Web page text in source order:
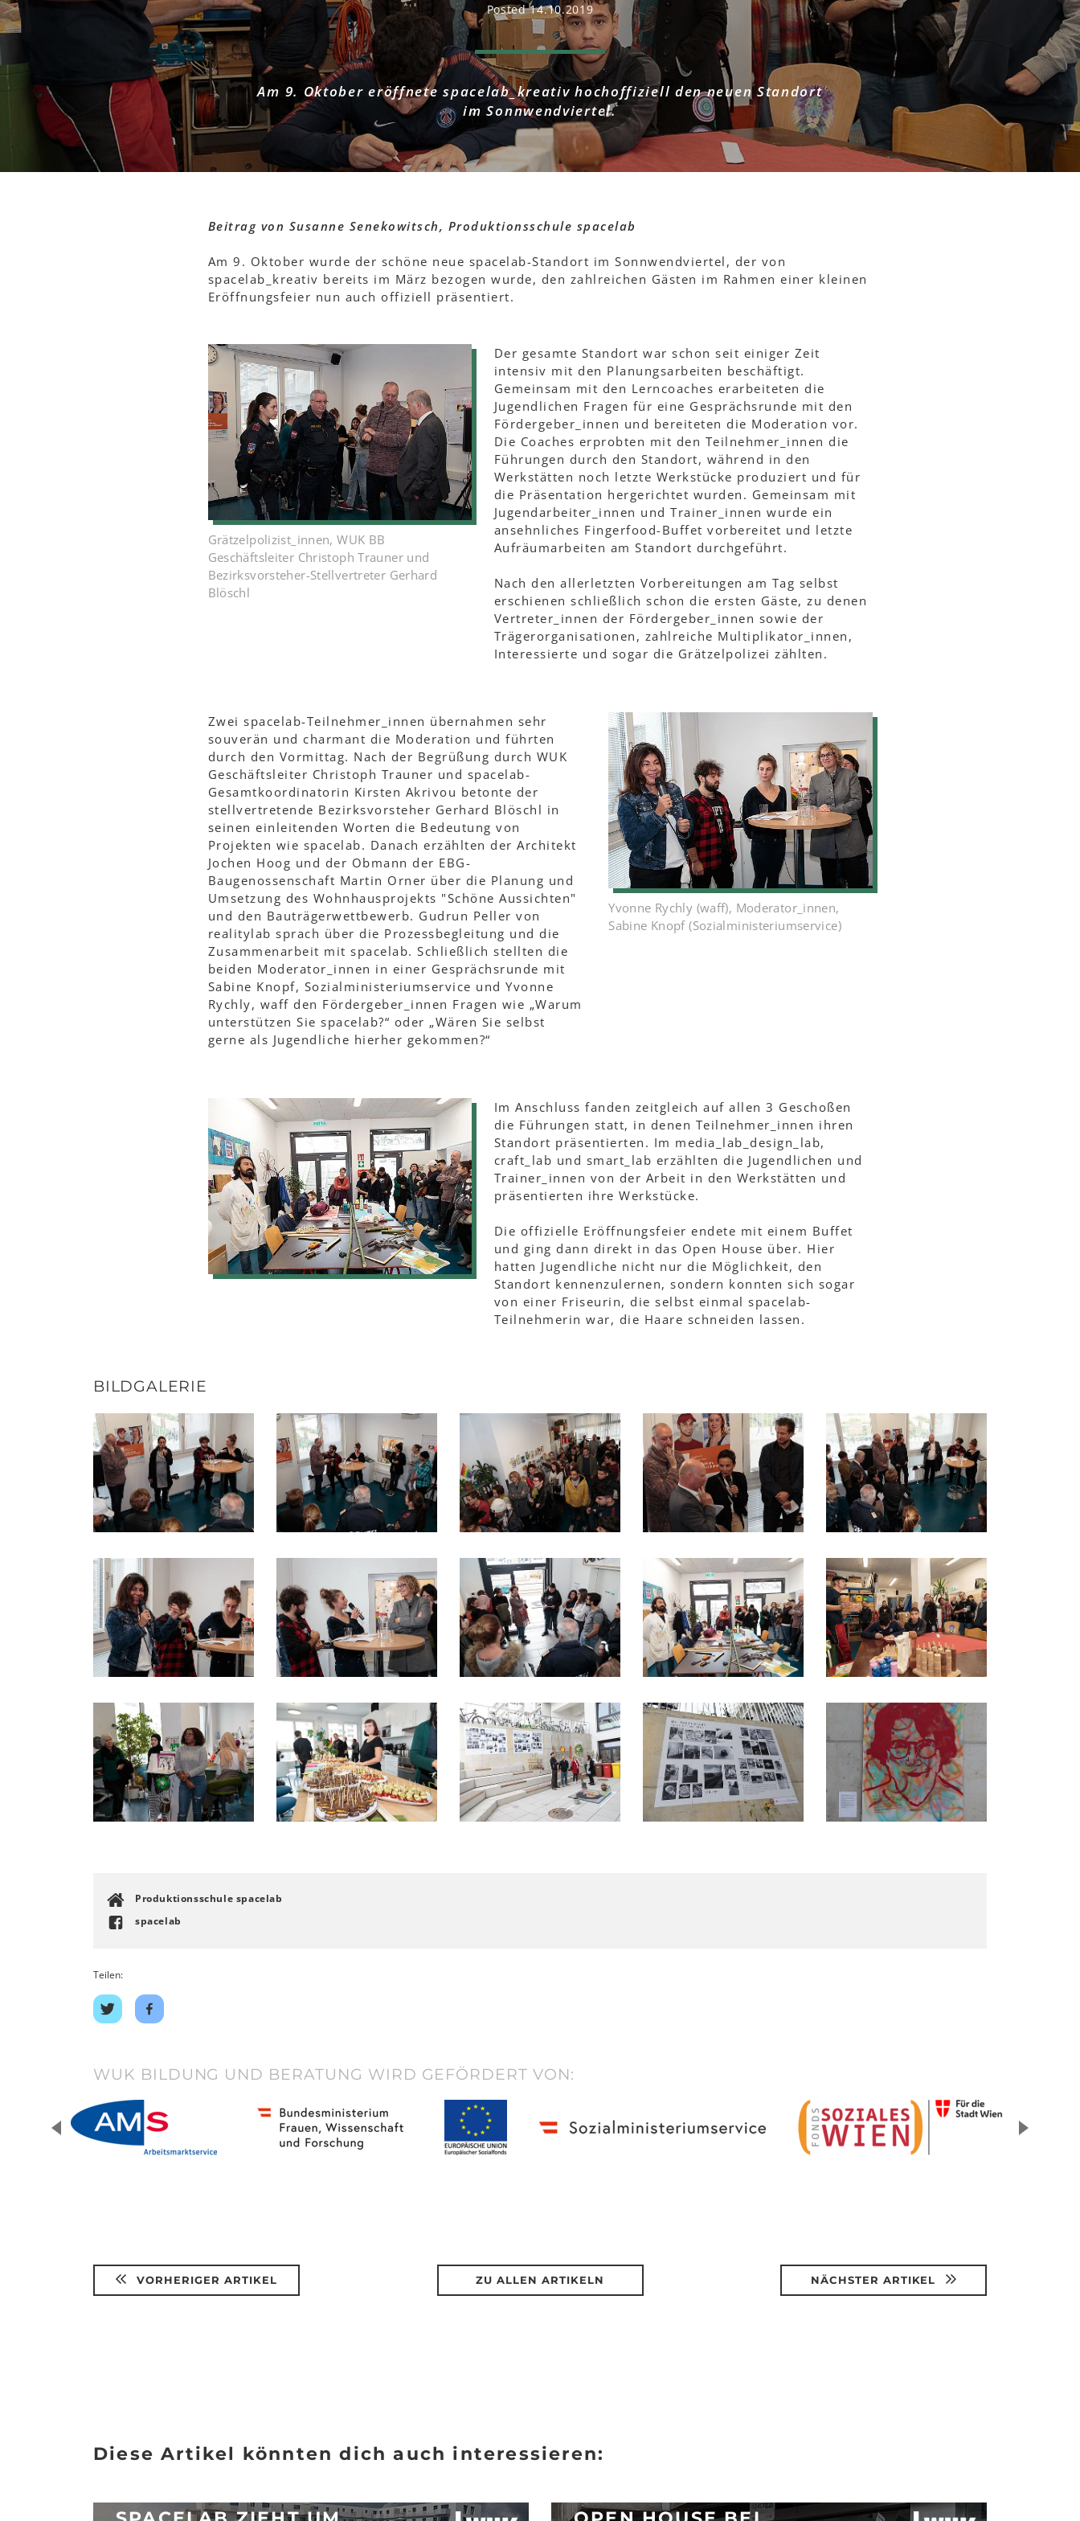
Posted 14.10.2019
Am 9. Oktober eröffnete spacelab_kreativ hochoffiziell den neuen Standort
im Sonnwendviertel.
Beitrag von Susanne Senekowitsch, Produktionsschule spacelab
Am 9. Oktober wurde der schöne neue spacelab-Standort im Sonnwendviertel, der von
spacelab_kreativ bereits im März bezogen wurde, den zahlreichen Gästen im Rahmen einer kleinen
Eröffnungsfeier nun auch offiziell präsentiert.
Grätzelpolizist_innen, WUK BB
Geschäftsleiter Christoph Trauner und
Bezirksvorsteher-Stellvertreter Gerhard
Blöschl
Der gesamte Standort war schon seit einiger Zeit
intensiv mit den Planungsarbeiten beschäftigt.
Gemeinsam mit den Lerncoaches erarbeiteten die
Jugendlichen Fragen für eine Gesprächsrunde mit den
Fördergeber_innen und bereiteten die Moderation vor.
Die Coaches erprobten mit den Teilnehmer_innen die
Führungen durch den Standort, während in den
Werkstätten noch letzte Werkstücke produziert und für
die Präsentation hergerichtet wurden. Gemeinsam mit
Jugendarbeiter_innen und Trainer_innen wurde ein
ansehnliches Fingerfood-Buffet vorbereitet und letzte
Aufräumarbeiten am Standort durchgeführt.
Nach den allerletzten Vorbereitungen am Tag selbst
erschienen schließlich schon die ersten Gäste, zu denen
Vertreter_innen der Fördergeber_innen sowie der
Trägerorganisationen, zahlreiche Multiplikator_innen,
Interessierte und sogar die Grätzelpolizei zählten.
Zwei spacelab-Teilnehmer_innen übernahmen sehr
souverän und charmant die Moderation und führten
durch den Vormittag. Nach der Begrüßung durch WUK
Geschäftsleiter Christoph Trauner und spacelab-
Gesamtkoordinatorin Kirsten Akrivou betonte der
stellvertretende Bezirksvorsteher Gerhard Blöschl in
seinen einleitenden Worten die Bedeutung von
Projekten wie spacelab. Danach erzählten der Architekt
Jochen Hoog und der Obmann der EBG-
Baugenossenschaft Martin Orner über die Planung und
Umsetzung des Wohnhausprojekts "Schöne Aussichten"
und den Bauträgerwettbewerb. Gudrun Peller von
realitylab sprach über die Prozessbegleitung und die
Zusammenarbeit mit spacelab. Schließlich stellten die
beiden Moderator_innen in einer Gesprächsrunde mit
Sabine Knopf, Sozialministeriumservice und Yvonne
Rychly, waff den Fördergeber_innen Fragen wie „Warum
unterstützen Sie spacelab?“ oder „Wären Sie selbst
gerne als Jugendliche hierher gekommen?“
Yvonne Rychly (waff), Moderator_innen,
Sabine Knopf (Sozialministeriumservice)
Im Anschluss fanden zeitgleich auf allen 3 Geschoßen
die Führungen statt, in denen Teilnehmer_innen ihren
Standort präsentierten. Im media_lab_design_lab,
craft_lab und smart_lab erzählten die Jugendlichen und
Trainer_innen von der Arbeit in den Werkstätten und
präsentierten ihre Werkstücke.
Die offizielle Eröffnungsfeier endete mit einem Buffet
und ging dann direkt in das Open House über. Hier
hatten Jugendliche nicht nur die Möglichkeit, den
Standort kennenzulernen, sondern konnten sich sogar
von einer Friseurin, die selbst einmal spacelab-
Teilnehmerin war, die Haare schneiden lassen.
BILDGALERIE
Produktionsschule spacelab
spacelab
Teilen:
Auf
Twitter
Auf
Facebook
WUK BILDUNG UND BERATUNG WIRD GEFÖRDERT VON:
VORHERIGER ARTIKEL ZU ALLEN ARTIKELN NÄCHSTER ARTIKEL
Diese Artikel könnten dich auch interessieren: